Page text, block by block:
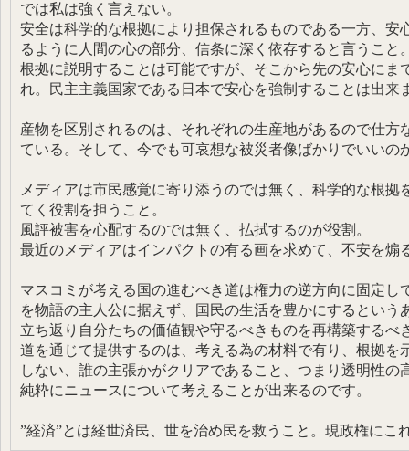
では私は強く言えない。
安全は科学的な根拠により担保されるものである一方、安
るように人間の心の部分、信条に深く依存すると言うこと
根拠に説明することは可能ですが、そこから先の安心にま
れ。民主主義国家である日本で安心を強制することは出来
産物を区別されるのは、それぞれの生産地があるので仕方
ている。そして、今でも可哀想な被災者像ばかりでいいの
メディアは市民感覚に寄り添うのでは無く、科学的な根拠
てく役割を担うこと。
風評被害を心配するのでは無く、払拭するのが役割。
最近のメディアはインパクトの有る画を求めて、不安を煽
マスコミが考える国の進むべき道は権力の逆方向に固定し
を物語の主人公に据えず、国民の生活を豊かにするという
立ち返り自分たちの価値観や守るべきものを再構築するべ
道を通じて提供するのは、考える為の材料で有り、根拠を
しない、誰の主張かがクリアであること、つまり透明性の
純粋にニュースについて考えることが出来るのです。
”経済”とは経世済民、世を治め民を救うこと。現政権にこ